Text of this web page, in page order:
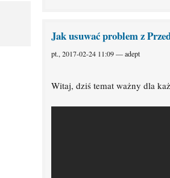
Jak usuwać problem z
pt., 2017-02-24 11:09 — adept
Witaj, dziś temat ważny dla